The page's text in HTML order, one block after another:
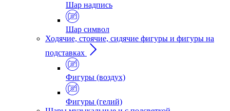
Шар надпись
Шар символ
Ходячие, стоячие, сидячие фигуры и фигуры на
подставках
Фигуры (воздух)
Фигуры (гелий)